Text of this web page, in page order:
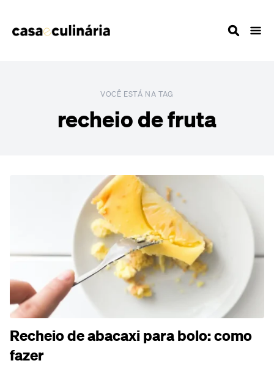
VOCÊ ESTÁ NA TAG
recheio de fruta
Recheio de abacaxi para bolo: como
fazer